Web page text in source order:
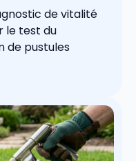
de vitalité
le test du
de pustules